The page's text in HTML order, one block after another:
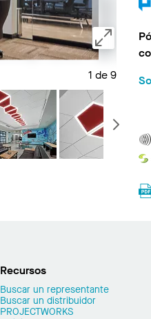
1 de 9
Recursos
Buscar un representante
Buscar un distribuidor
PROJECTWORKS